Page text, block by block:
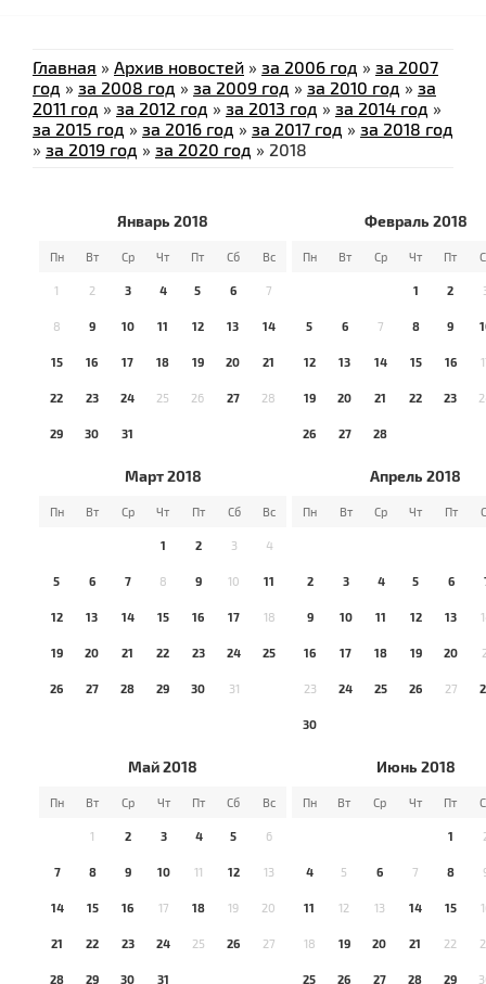
Главная » Архив новостей » за 2006 год » за 2007
год » за 2008 год » за 2009 год » за 2010 год » за
2011 год » за 2012 год » за 2013 год » за 2014 год »
за 2015 год » за 2016 год » за 2017 год » за 2018 год
» за 2019 год » за 2020 год » 2018
Январь 2018
Пн Вт Ср Чт Пт Сб Вс
1 2 3 4 5 6 7
8 9 10 11 12 13 14
15 16 17 18 19 20 21
22 23 24 25 26 27 28
29 30 31
Февраль 2018
Пн Вт Ср Чт Пт
1 2
5 6 7 8 9
12 13 14 15 16
19 20 21 22 23
26 27 28
Март 2018
Пн Вт Ср Чт Пт Сб Вс
1 2 3 4
5 6 7 8 9 10 11
12 13 14 15 16 17 18
19 20 21 22 23 24 25
26 27 28 29 30 31
Апрель 2018
Пн Вт Ср Чт Пт
2 3 4 5 6
9 10 11 12 13
16 17 18 19 20
23 24 25 26 27
30
Май 2018
Пн Вт Ср Чт Пт Сб Вс
1 2 3 4 5 6
7 8 9 10 11 12 13
14 15 16 17 18 19 20
21 22 23 24 25 26 27
28 29 30 31
Июнь 2018
Пн Вт Ср Чт Пт
1
4 5 6 7 8
11 12 13 14 15
18 19 20 21 22
25 26 27 28 29